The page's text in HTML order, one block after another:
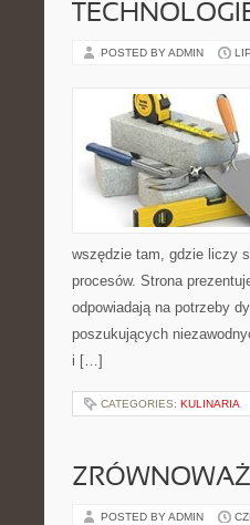
POSTED BY ADMIN
wszędzie tam, gdzie liczy
procesów. Strona
odpowiadają na potrzeby
poszukujących
i […]
CATEGORIES: KULINARIA
POSTED BY ADMIN